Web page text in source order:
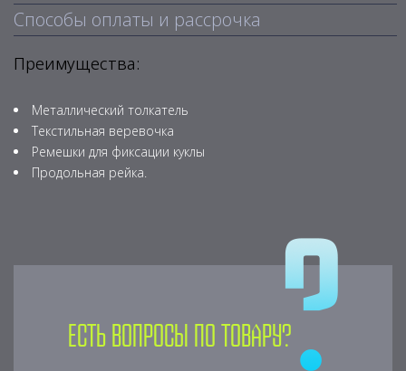
Способы оплаты и рассрочка
Преимущества:
Металлический толкатель
Текстильная веревочка
Ремешки для фиксации куклы
Продольная рейка.
Есть вопросы по товару?